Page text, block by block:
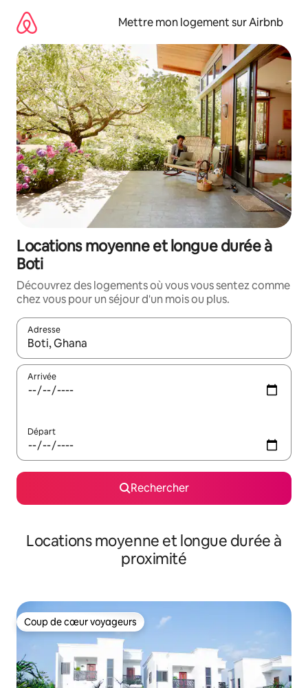
directement
contenu
Mettre mon logement sur Airbnb
Locations moyenne et longue durée à
Boti
Découvrez des logements où vous vous sentez comme
chez vous pour un séjour d'un mois ou plus.
Adresse
Lorsque les résultats s'affichent, utilisez les flèches vers le
Arrivée
Départ
Rechercher
Locations moyenne et longue durée à
proximité
Coup de cœur voyageurs
Coup de cœur voyageurs